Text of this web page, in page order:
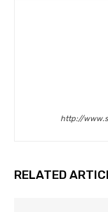
http://
RELATED